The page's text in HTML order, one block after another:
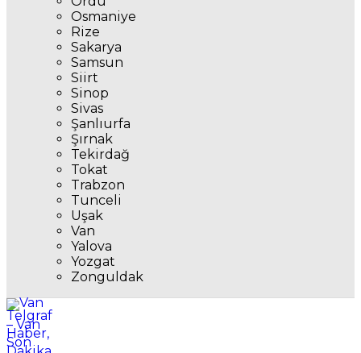
Osmaniye
Rize
Sakarya
Samsun
Siirt
Sinop
Sivas
Şanlıurfa
Şırnak
Tekirdağ
Tokat
Trabzon
Tunceli
Uşak
Van
Yalova
Yozgat
Zonguldak